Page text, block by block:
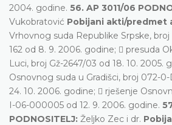
2004. godine. 56. AP 3011/06
Vukobratović Pobijani akti/predmet
Vrhovnog suda Republike Srpske,
162 od 8. 9. 2006. godine;  presuda
Luci, broj Gž-2647/03 od 18. 10. 2005.
Osnovnog suda u Gradišci, broj 072-
24. 10. 2006. godine;  rješenje
I-06-000005 od 12. 9. 2006. godine.
PODNOSITELJ: Željko Zec i dr.